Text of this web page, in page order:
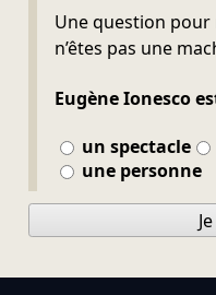
Une question pour
n’êtes pas une
Eugène Ionesco
un spectacle
une personne
Ne pas remplir